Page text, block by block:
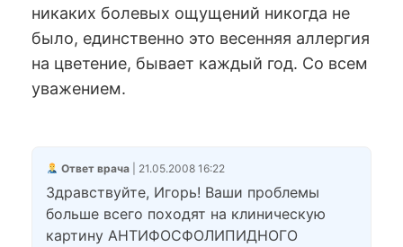
никаких болевых ощущений никогда не
было, единственно это весенняя аллергия
на цветение, бывает каждый год. Со всем
уважением.
Ответ врача| 21.05.2008 16:22
Здравствуйте, Игорь! Ваши проблемы
больше всего походят на клиническую
картину АНТИФОСФОЛИПИДНОГО